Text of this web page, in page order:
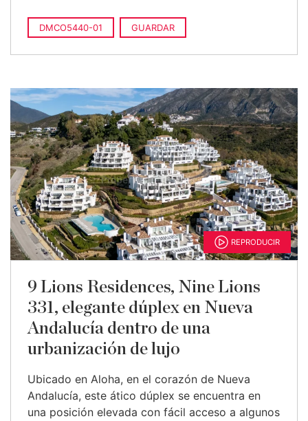
DMCO5440-01 GUARDAR
REPRODUCIR
9 Lions Residences, Nine Lions
331, elegante dúplex en Nueva
Andalucía dentro de una
urbanización de lujo
Ubicado en Aloha, en el corazón de Nueva
Andalucía, este ático dúplex se encuentra en
una posición elevada con fácil acceso a algunos